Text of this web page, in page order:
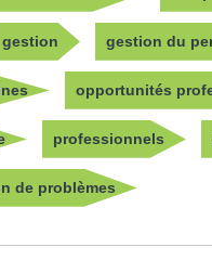
gestion gestion du
opportunités
professionnels
de problèmes